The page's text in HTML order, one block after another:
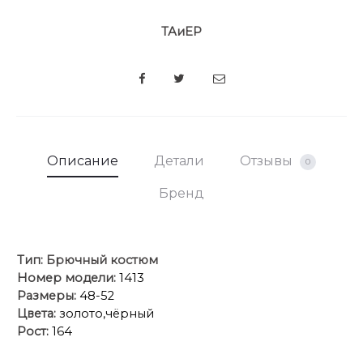
ТАиЕР
SHARE
Описание Детали Отзывы 0
Бренд
Тип: Брючный костюм
Номер модели: 1413
Размеры: 48-52
Цвета: золото,чёрный
Рост: 164